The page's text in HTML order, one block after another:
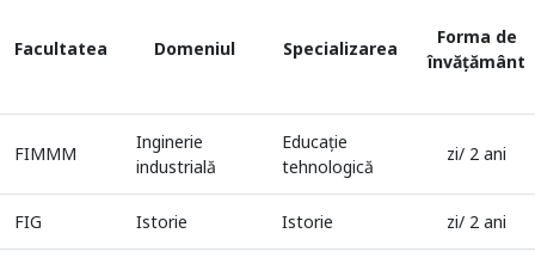
Facultatea Domeniul Specializarea
Forma de
învățământ
FIMMM
Inginerie
industrială
Educaţie
tehnologică
zi/ 2 ani
FIG Istorie Istorie zi/ 2 ani